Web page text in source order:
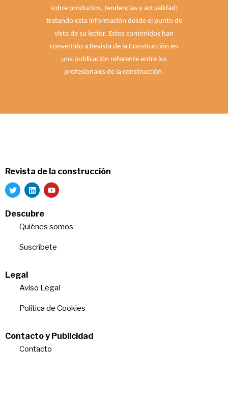
sobre productos, tendencias y actualidad;
tratando esta información desde el punto de
vista de su lector. Estos contenidos han
convertido a Revista de la Construcción en
una publicación referente entre los
profesionales de la construcción.
Revista de la construcción
Descubre
Quiénes somos
Suscríbete
Legal
Aviso Legal
Política de Cookies
Contacto y Publicidad
Contacto